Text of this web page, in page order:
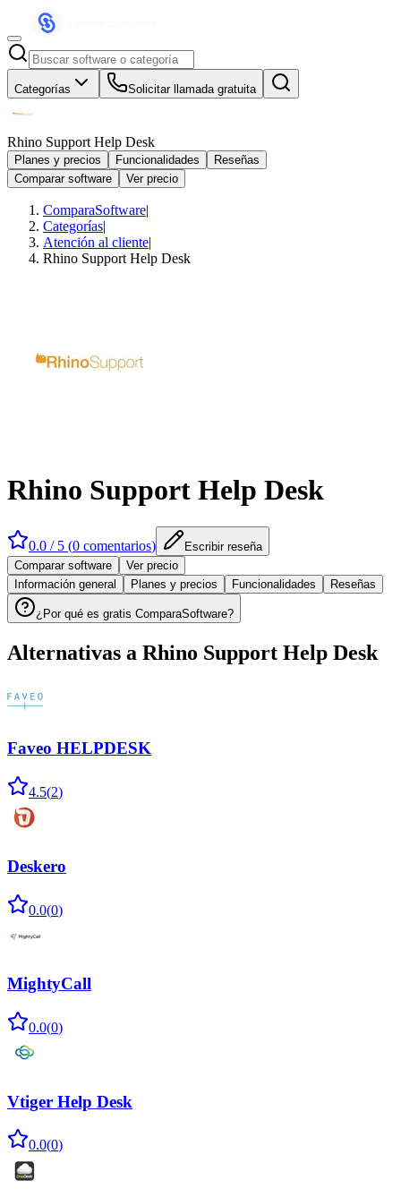
Categorías Solicitar llamada gratuita
Rhino Support Help Desk
Planes y precios Funcionalidades
Reseñas
Comparar software
Ver precio
ComparaSoftware|
Categorías|
Atención al cliente|
Rhino Support Help Desk
Rhino Support Help Desk
0.0 / 5 (0 comentarios)
Escribir reseña
Comparar software
Ver precio
Información general
Planes y precios Funcionalidades Reseñas
¿Por qué es gratis ComparaSoftware?
Alternativas a Rhino Support Help Desk
Faveo HELPDESK
4.5(2)
Deskero
0.0(0)
MightyCall
0.0(0)
Vtiger Help Desk
0.0(0)